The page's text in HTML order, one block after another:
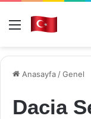
Menü
Anasayfa /Genel
Dacia